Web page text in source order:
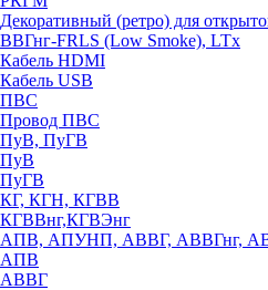
Декоративный (ретро) для
ВВГнг-FRLS (Low Smoke), LTx
Кабель HDMI
Кабель USB
ПВС
Провод ПВС
ПуВ, ПуГВ
ПуВ
ПуГВ
КГ, КГН, КГВВ
КГВВнг,КГВЭнг
АПВ, АПУНП, АВВГ, АВВГнг,
АПВ
АВВГ